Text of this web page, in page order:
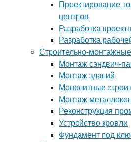
Проектирование
центров
Разработка
Разработка
Строительно-
Монтаж сэндвич-
Монтаж зданий
Монолитные
Монтаж
Реконструкция
Устройство кровли
Фундамент под